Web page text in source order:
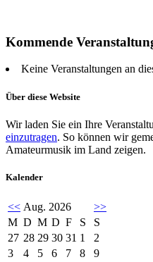
Kommende
Keine Veranstaltungen an
Über diese Website
Wir laden Sie ein Ihre
einzutragen. So können wir
Amateurmusik im Land zeigen.
Kalender
<< Aug. 2026
>>
M D M D F S
S
27 28 29 30 31 1
2
3
4 5 6 7 8
9